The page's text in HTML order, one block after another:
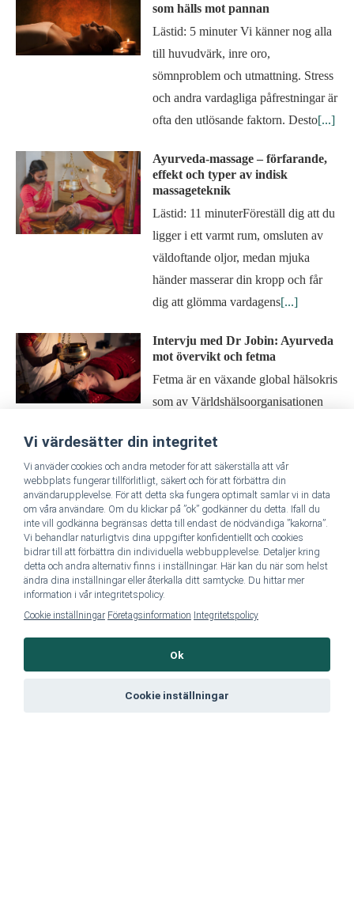
som hälls mot pannan
Lästid: 5 minuter Vi känner nog alla
till huvudvärk, inre oro,
sömnproblem och utmattning. Stress
och andra vardagliga påfrestningar är
ofta den utlösande faktorn. Desto[...]
Ayurveda-massage – förfarande,
effekt och typer av indisk
massageteknik
Lästid: 11 minuterFöreställ dig att du
ligger i ett varmt rum, omsluten av
väldoftande oljor, medan mjuka
händer masserar din kropp och får
dig att glömma vardagens[...]
Intervju med Dr Jobin: Ayurveda
mot övervikt och fetma
Fetma är en växande global hälsokris
som av Världshälsoorganisationen
folkhälsoutmaningarna under 2000-
talet. Fetma definieras som en
Ayurveda mot akne – 9 tips om
hur Ayurveda kan hjälpa med
akne
Ayurveda mot akne – sann skönhet
kommer inifrån De flesta av oss
hormonförändringarna under
tonåren, som gör att finnar[...]
Vi värdesätter din integritet
Vi anväder cookies och andra metoder för att säkerställa att vår
webbplats fungerar tillförlitligt, säkert och för att förbättra din
användarupplevelse. För att detta ska fungera optimalt samlar vi in data
om våra användare. Om du klickar på ”ok” godkänner du detta. Ifall du
inte vill godkänna begränsas detta till endast de nödvändiga ”kakorna”.
Vi behandlar naturligtvis dina uppgifter konfidentiellt och cookies
bidrar till att förbättra din individuella webbupplevelse. Detaljer kring
detta och andra alternativ finns i inställningar. Här kan du när som helst
ändra dina inställningar eller återkalla ditt samtycke. Du hittar mer
information i vår integritetspolicy.
Cookie inställningar Företagsinformation Integritetspolicy
Ok
Cookie inställningar